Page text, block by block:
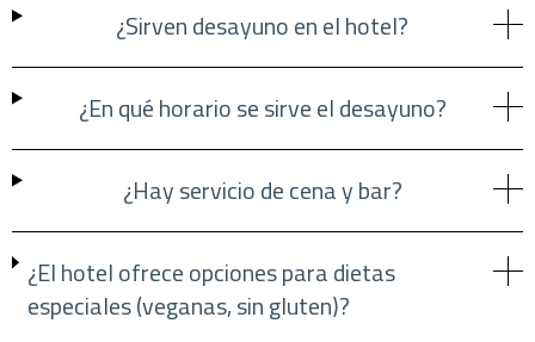
¿Sirven desayuno en el hotel?
¿En qué horario se sirve el desayuno?
¿Hay servicio de cena y bar?
¿El hotel ofrece opciones para dietas
especiales (veganas, sin gluten)?